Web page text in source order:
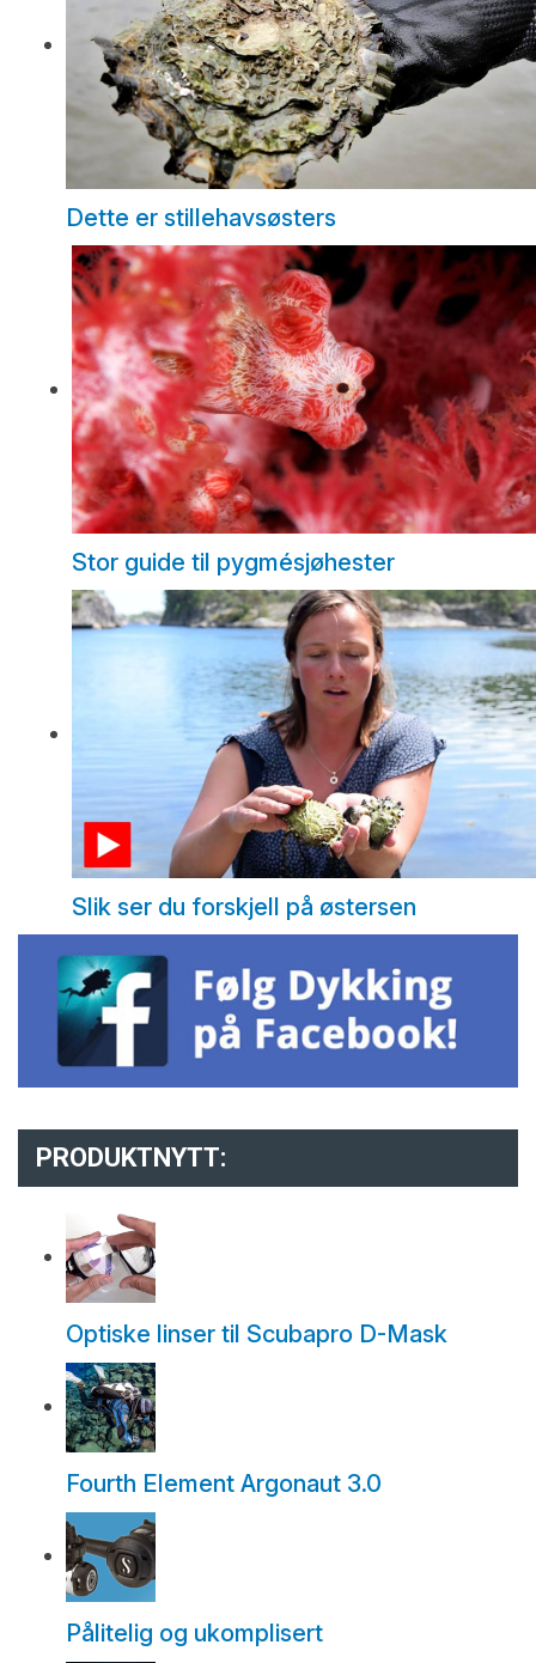
Dette er stillehavsøsters
Stor guide til pygmésjøhester
Slik ser du forskjell på østersen
PRODUKTNYTT:
Optiske linser til Scubapro D-Mask
Fourth Element Argonaut 3.0
Pålitelig og ukomplisert